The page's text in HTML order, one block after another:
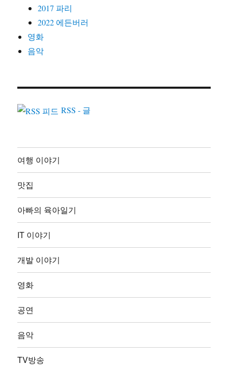
2017 파리
2022 에든버러
영화
음악
RSS - 글
여행 이야기
맛집
아빠의 육아일기
IT 이야기
개발 이야기
영화
공연
음악
TV방송